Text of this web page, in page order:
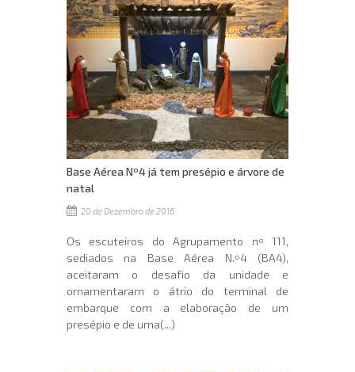
Base Aérea Nº4 já tem presépio e árvore de
natal
20 de Dezembro de 2016
Os escuteiros do Agrupamento nº 111,
sediados na Base Aérea N.º4 (BA4),
aceitaram o desafio da unidade e
ornamentaram o átrio do terminal de
embarque com a elaboração de um
presépio e de uma(...)